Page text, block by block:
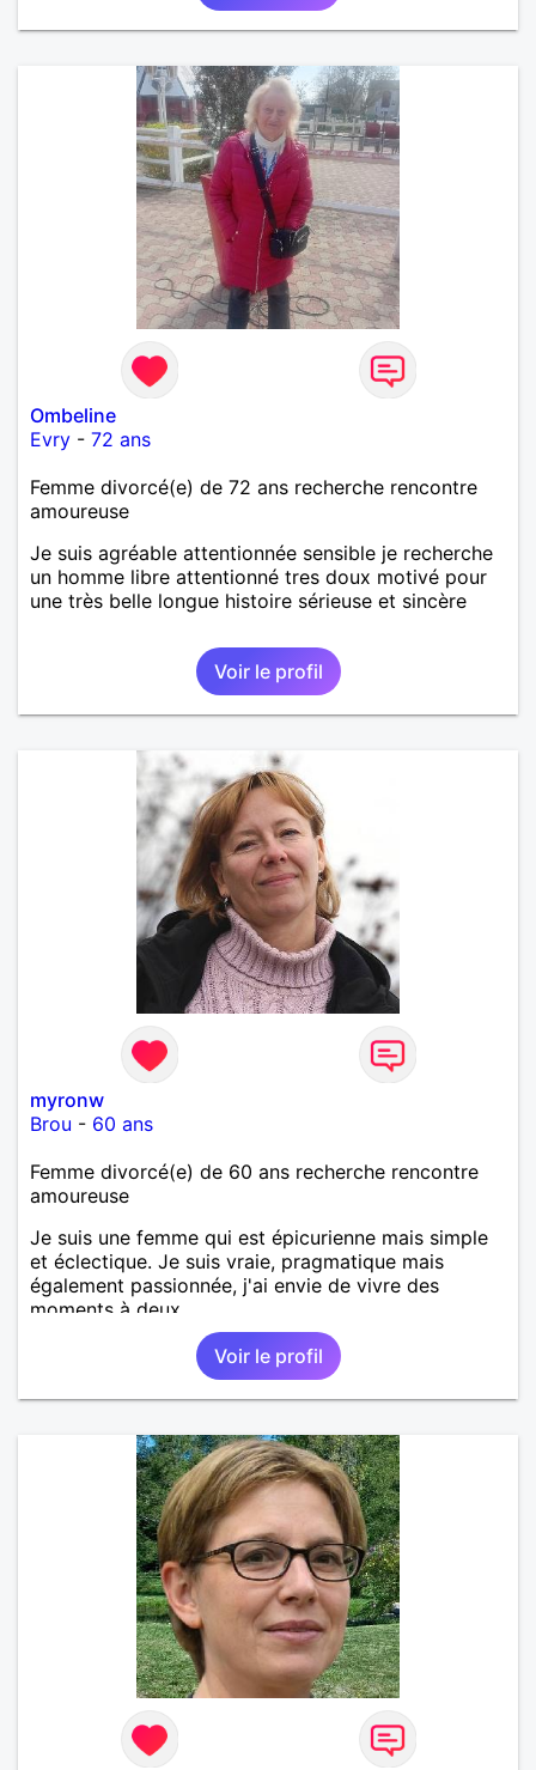
Ombeline
Evry - 72 ans
Femme divorcé(e) de 72 ans recherche rencontre
amoureuse
Je suis agréable attentionnée sensible je recherche
un homme libre attentionné tres doux motivé pour
une très belle longue histoire sérieuse et sincère
Voir le profil
myronw
Brou - 60 ans
Femme divorcé(e) de 60 ans recherche rencontre
amoureuse
Je suis une femme qui est épicurienne mais simple
et éclectique. Je suis vraie, pragmatique mais
également passionnée, j'ai envie de vivre des
moments à deux.
Voir le profil